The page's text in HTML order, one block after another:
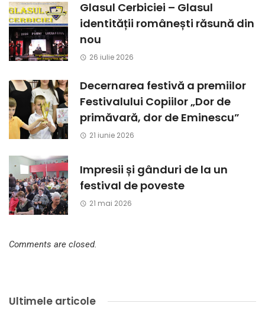
Glasul Cerbiciei – Glasul
identității românești răsună din
nou
26 iulie 2026
Decernarea festivă a premiilor
Festivalului Copiilor „Dor de
primăvară, dor de Eminescu”
21 iunie 2026
Impresii și gânduri de la un
festival de poveste
21 mai 2026
Comments are closed.
Ultimele articole